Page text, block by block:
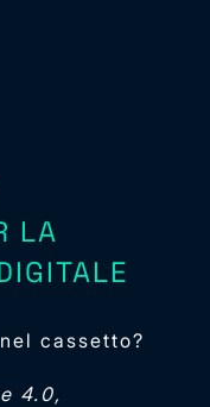
LA
cassetto?
4.0,